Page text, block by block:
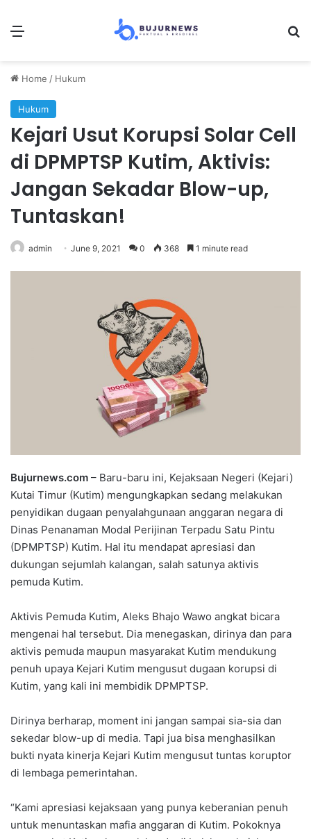
Menu
Home / Hukum
Hukum
Kejari Usut Korupsi Solar Cell
di DPMPTSP Kutim, Aktivis:
Jangan Sekadar Blow-up,
Tuntaskan!
admin June 9, 2021 0 368 1 minute read
Bujurnews.com – Baru-baru ini, Kejaksaan Negeri (Kejari)
Kutai Timur (Kutim) mengungkapkan sedang melakukan
penyidikan dugaan penyalahgunaan anggaran negara di
Dinas Penanaman Modal Perijinan Terpadu Satu Pintu
(DPMPTSP) Kutim. Hal itu mendapat apresiasi dan
dukungan sejumlah kalangan, salah satunya aktivis
pemuda Kutim.
Aktivis Pemuda Kutim, Aleks Bhajo Wawo angkat bicara
mengenai hal tersebut. Dia menegaskan, dirinya dan para
aktivis pemuda maupun masyarakat Kutim mendukung
penuh upaya Kejari Kutim mengusut dugaan korupsi di
Kutim, yang kali ini membidik DPMPTSP.
Dirinya berharap, moment ini jangan sampai sia-sia dan
sekedar blow-up di media. Tapi jua bisa menghasilkan
bukti nyata kinerja Kejari Kutim mengusut tuntas koruptor
di lembaga pemerintahan.
“Kami apresiasi kejaksaan yang punya keberanian penuh
untuk menuntaskan mafia anggaran di Kutim. Pokoknya